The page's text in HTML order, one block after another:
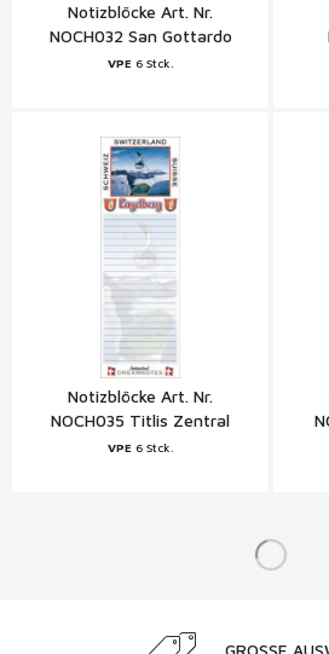
Notizblöcke Art. Nr.
NOCH032 San Gottardo
Ticino Zentral
VPE 6 Stck.
Notizblöcke Art. Nr.
NOCH035 Titlis Zentral
VPE 6 Stck.
GROSSE